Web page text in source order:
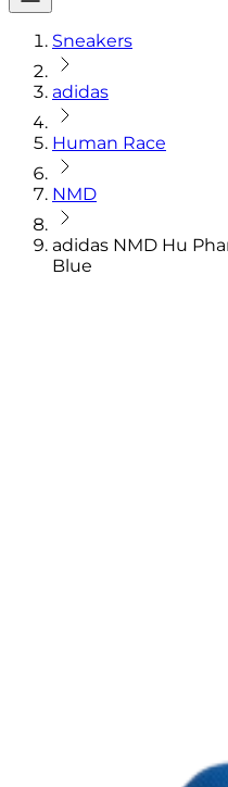
Sneakers
adidas
Human Race
NMD
adidas NMD Hu
Blue